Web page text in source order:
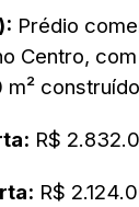
Prédio
Centro,
m²
R$
R$